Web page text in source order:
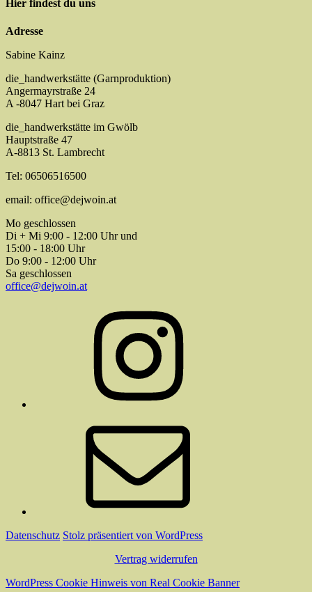
Hier findest du uns
Adresse
Sabine Kainz
die_handwerkstätte (Garnproduktion)
Angermayrstraße 24
A -8047 Hart bei Graz
die_handwerkstätte im Gwölb
Hauptstraße 47
A-8813 St. Lambrecht
Tel: 06506516500
email: office@dejwoin.at
Mo geschlossen
Di + Mi 9:00 - 12:00 Uhr und
15:00 - 18:00 Uhr
Do 9:00 - 12:00 Uhr
Sa geschlossen
office@dejwoin.at
Datenschutz Stolz präsentiert von WordPress
Vertrag widerrufen
WordPress Cookie Hinweis von Real Cookie Banner